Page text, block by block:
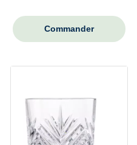
Commander